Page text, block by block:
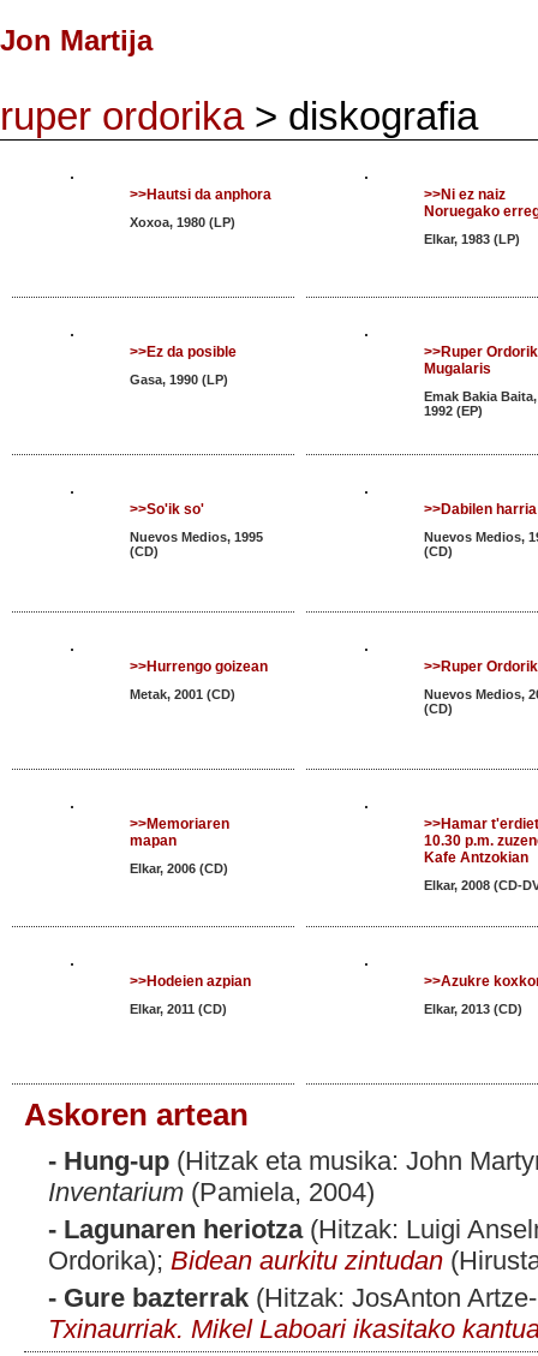
Jon Martija
ruper ordorika> diskografia
>>Hautsi da anphora
Xoxoa, 1980 (LP)
>>Ni ez naiz
Noruegako
Elkar, 1983 (LP)
>>Ez da posible
Gasa, 1990 (LP)
>>Ruper
Mugalaris
Emak Bakia Baita,
1992 (EP)
>>So'ik so'
Nuevos Medios, 1995
(CD)
>>Dabilen harria
Nuevos Medios,
(CD)
>>Hurrengo goizean
Metak, 2001 (CD)
>>Ruper
Nuevos Medios,
(CD)
>>Memoriaren
mapan
Elkar, 2006 (CD)
>>Hamar
10.30 p.m.
Kafe Antzokian
Elkar, 2008 (CD-
>>Hodeien azpian
Elkar, 2011 (CD)
>>Azukre
Elkar, 2013 (CD)
Askoren artean
- Hung-up (Hitzak eta musika: John
Inventarium (Pamiela, 2004)
- Lagunaren heriotza(Hitzak: Luigi
Ordorika); Bidean aurkitu zintudan
- Gure bazterrak (Hitzak: JosAnton
Txinaurriak. Mikel Laboari ikasitako